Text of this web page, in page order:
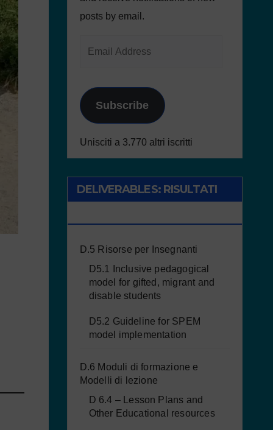
posts by email.
Subscribe
Unisciti a 3.770 altri iscritti
DELIVERABLES: RISULTATI
D.5 Risorse per Insegnanti
D5.1 Inclusive pedagogical
model for gifted, migrant and
disable students
D5.2 Guideline for SPEM
model implementation
D.6 Moduli di formazione e
Modelli di lezione
D 6.4 – Lesson Plans and
Other Educational resources